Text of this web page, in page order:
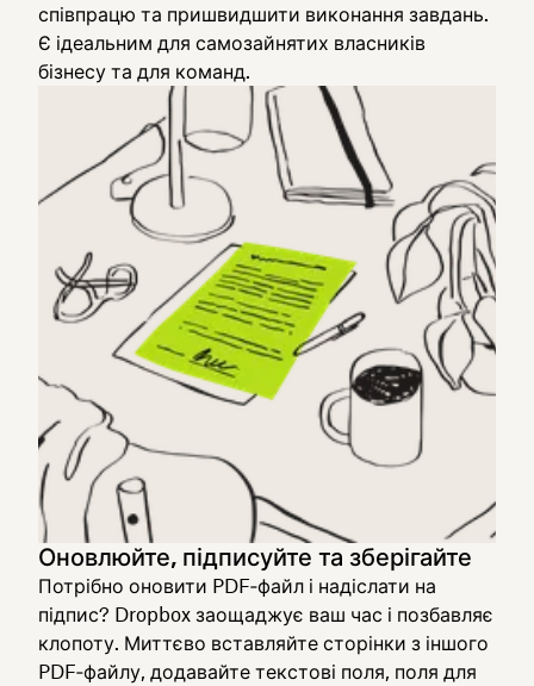
співпрацю та пришвидшити виконання завдань.
Є ідеальним для самозайнятих власників
бізнесу та для команд.
Оновлюйте, підписуйте та зберігайте
Потрібно оновити PDF‑файл і надіслати на
підпис? Dropbox заощаджує ваш час і позбавляє
клопоту. Миттєво вставляйте сторінки з іншого
PDF‑файлу, додавайте текстові поля, поля для